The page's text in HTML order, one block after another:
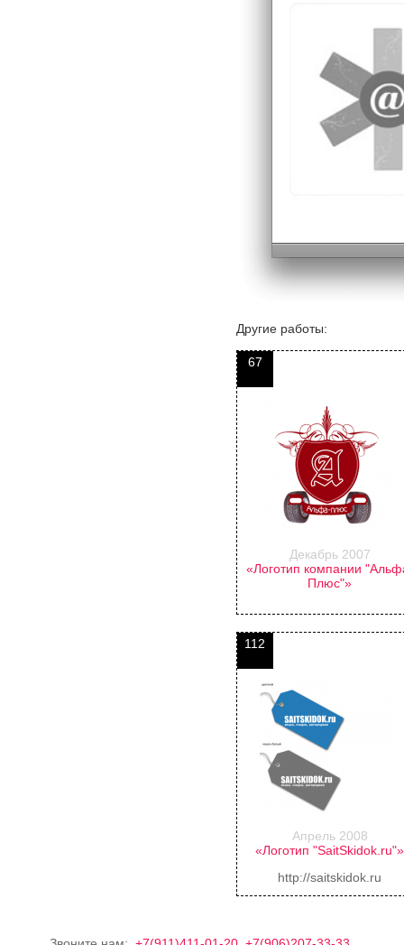
Другие работы:
67
Декабрь 2007
«Логотип компании
Плюс"»
112
Апрель 2008
«Логотип "SaitSkidok.ru"»
http://saitskidok.ru